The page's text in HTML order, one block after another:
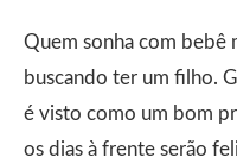
Quem sonha com bebê
buscando ter um filho.
é visto como um bom
os dias à frente serão